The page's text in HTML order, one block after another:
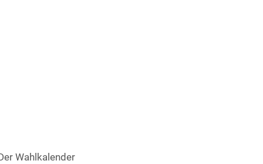
Wahlkalender